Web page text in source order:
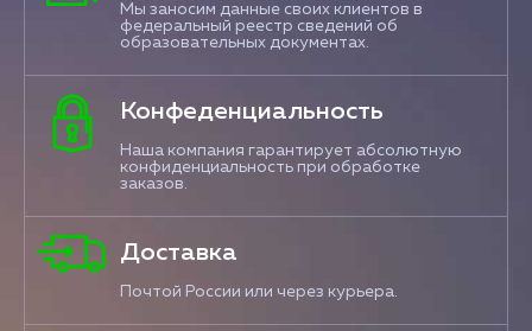
Мы заносим данные своих клиентов в
федеральный реестр сведений об
образовательных документах.
Конфеденциальность
Наша компания гарантирует абсолютную
конфиденциальность при обработке
заказов.
Доставка
Почтой России или через курьера.